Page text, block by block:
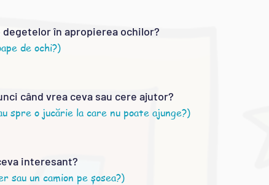
în apropierea ochilor?
de ochi?)
când vrea ceva sau cere ajutor?
spre o jucărie la care nu poate ajunge?)
interesant?
sau un camion pe șosea?)